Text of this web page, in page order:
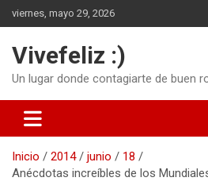
Saltar
al
viernes, mayo 29, 2026
Vivefeliz :)
Un lugar donde contagiarte de buen
Inicio 2014 junio
18
Anécdotas increíbles de los